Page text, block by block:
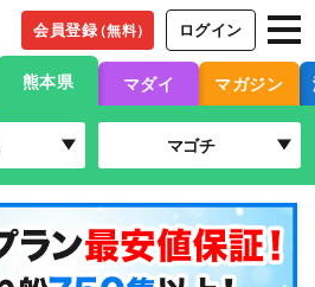
会員登録（無料） ログイン
熊本県 マダイ マガジン
マゴチ